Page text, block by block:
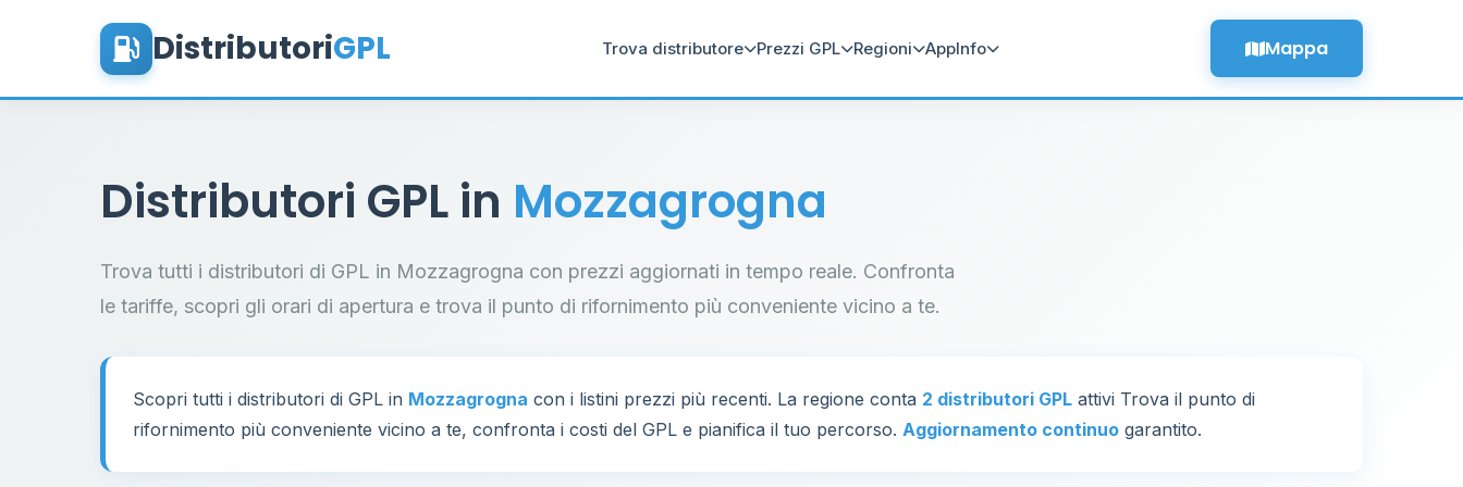
DistributoriGPL Trova distributore Prezzi GPL Regioni AppInfo Mappa
Distributori GPL in Mozzagrogna
Trova tutti i distributori di GPL in Mozzagrogna con prezzi aggiornati in tempo reale. Confronta
le tariffe, scopri gli orari di apertura e trova il punto di rifornimento più conveniente vicino a te.
Scopri tutti i distributori di GPL in Mozzagrogna con i listini prezzi più recenti. La regione conta 2 distributori GPL attivi Trova il punto di
rifornimento più conveniente vicino a te, confronta i costi del GPL e pianifica il tuo percorso. Aggiornamento continuo garantito.
33